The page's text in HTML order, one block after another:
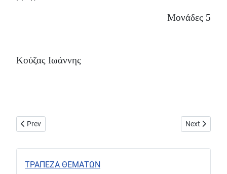
ΤΡΑΠΕΖΑ ΘΕΜΑΤΩΝ
Μονάδες 5
Κούζας Ιωάννης
Previous article: Αδίδακτο. Πλάτων, Μενέξενος 240 c - 240 e
Prev Next article:
Next